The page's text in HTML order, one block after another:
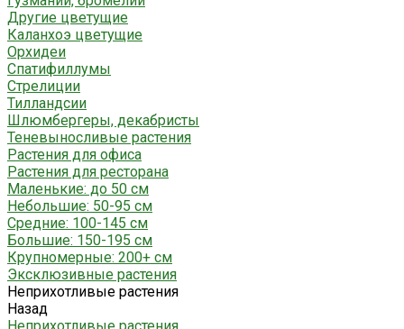
Другие цветущие
Каланхоэ цветущие
Орхидеи
Спатифиллумы
Стрелиции
Тилландсии
Шлюмбергеры, декабристы
Теневыносливые растения
Растения для офиса
Растения для ресторана
Маленькие: до 50 см
Небольшие: 50-95 см
Средние: 100-145 см
Большие: 150-195 см
Крупномерные: 200+ см
Эксклюзивные растения
Неприхотливые растения
Назад